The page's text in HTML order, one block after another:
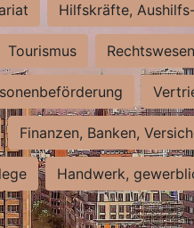
Hilfskräfte,
Tourismus Rechtswesen
Finanzen, Banken,
Handwerk,